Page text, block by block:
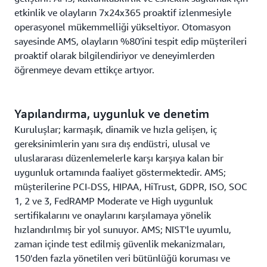
etkinlik ve olayların 7x24x365 proaktif izlenmesiyle
operasyonel mükemmelliği yükseltiyor. Otomasyon
sayesinde AMS, olayların %80'ini tespit edip müşterileri
proaktif olarak bilgilendiriyor ve deneyimlerden
öğrenmeye devam ettikçe artıyor.
Yapılandırma, uygunluk ve denetim
Kuruluşlar; karmaşık, dinamik ve hızla gelişen, iç
gereksinimlerin yanı sıra dış endüstri, ulusal ve
uluslararası düzenlemelerle karşı karşıya kalan bir
uygunluk ortamında faaliyet göstermektedir. AMS;
müşterilerine PCI-DSS, HIPAA, HiTrust, GDPR, ISO, SOC
1, 2 ve 3, FedRAMP Moderate ve High uygunluk
sertifikalarını ve onaylarını karşılamaya yönelik
hızlandırılmış bir yol sunuyor. AMS; NIST'le uyumlu,
zaman içinde test edilmiş güvenlik mekanizmaları,
150'den fazla yönetilen veri bütünlüğü koruması ve